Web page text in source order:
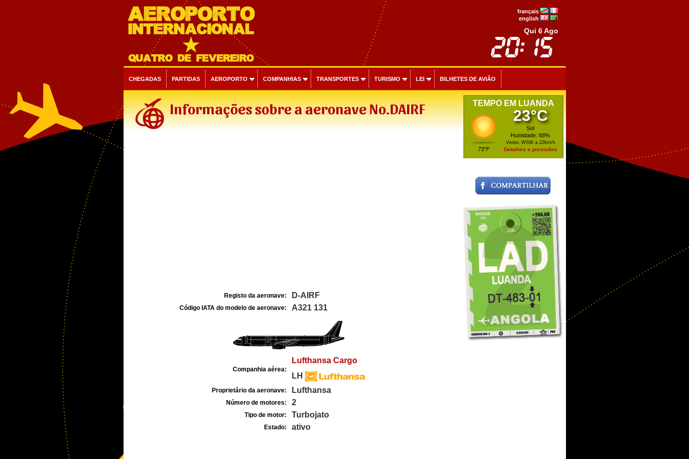
français
english
Qui 6 Ago
CHEGADAS PARTIDAS AEROPORTO COMPANHIAS TRANSPORTES TURISMO LEI BILHETES DE AVIÃO
Informações sobre a aeronave No.DAIRF
Registo da aeronave: D-AIRF
Código IATA do modelo de aeronave: A321 131
Companhia aérea:
Lufthansa Cargo
LH
Proprietário da aeronave: Lufthansa
Número de motores: 2
Tipo de motor: Turbojato
Estado: ativo
TEMPO EM LUANDA
73°F
23°C
Sol
Humidade: 68%
Vento: WSW a 22km/h
Detalhes e previsões